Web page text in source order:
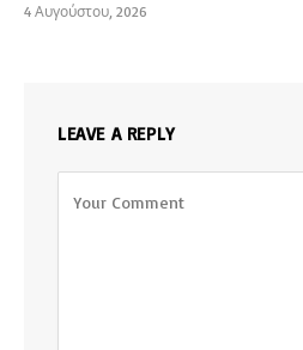
4 Αυγούστου, 2026
LEAVE A REPLY